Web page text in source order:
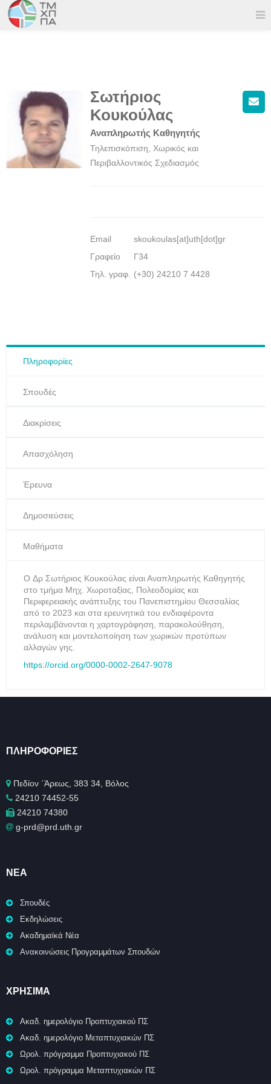
Σωτήριος
Κουκούλας
Αναπληρωτής Καθηγητής
Τηλεπισκόπιση, Χωρικός και
Περιβαλλοντικός Σχεδιασμός
Email
skoukoulas[at]uth[dot]gr
Γραφείο
Γ34
Τηλ. γραφ.
(+30) 24210 7 4428
Πληροφορίες
Σπουδές
Διακρίσεις
Απασχόληση
Έρευνα
Δημοσιεύσεις
Μαθήματα
O Δρ Σωτήριος Κουκούλας είναι Αναπληρωτής Καθηγητής
στο τμήμα Μηχ. Χωροταξίας, Πολεοδομίας και
Περιφερειακής ανάπτυξης του Πανεπιστημίου Θεσσαλίας
από το 2023 και στα ερευνητικά του ενδιαφέροντα
περιλαμβάνονται η χαρτογράφηση, παρακολούθηση,
ανάλυση και μοντελοποίηση των χωρικών προτύπων
αλλαγών γης.
https://orcid.org/0000-0002-2647-9078
ΠΛΗΡΟΦΟΡΊΕΣ
Πεδίον ΄Άρεως, 383 34, Βόλος
24210 74452-55
24210 74380
g-prd@prd.uth.gr
ΝΈΑ
Σπουδές
Εκδηλώσεις
Ακαδημαϊκά Νέα
Ανακοινώσεις Προγραμμάτων Σπουδών
ΧΡΉΣΙΜΑ
Ακαδ. ημερολόγιο Προπτυχιακού ΠΣ
Ακαδ. ημερολόγιο Μεταπτυχιακών ΠΣ
Ωρολ. πρόγραμμα Προπτυχιακού ΠΣ
Ωρολ. πρόγραμμα Μεταπτυχιακών ΠΣ